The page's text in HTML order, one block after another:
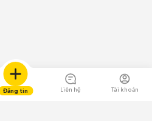
Đăng tin Liên hệ Tài khoản